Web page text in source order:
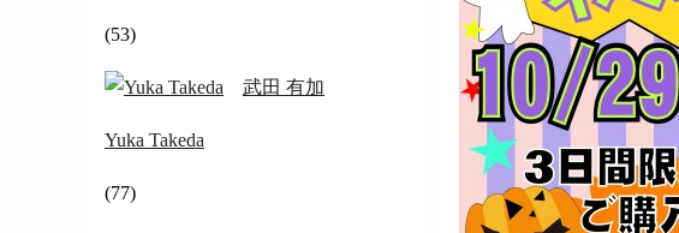
(53)
武田 有加
Yuka Takeda
(77)